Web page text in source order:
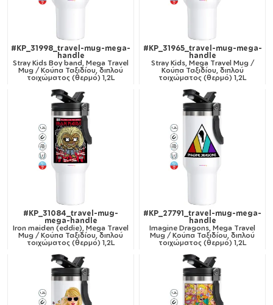
#KP_31998_travel-mug-mega-
handle
Stray Kids Boy band, Mega Travel
Mug / Κούπα Ταξιδίου, διπλού
τοιχώματος (θερμό) 1,2L
#KP_31965_travel-mug-mega-
handle
Stray Kids, Mega Travel Mug /
Κούπα Ταξιδίου, διπλού
τοιχώματος (θερμό) 1,2L
#KP_31084_travel-mug-
mega-handle
Iron maiden (eddie), Mega Travel
Mug / Κούπα Ταξιδίου, διπλού
τοιχώματος (θερμό) 1,2L
#KP_27791_travel-mug-mega-
handle
Imagine Dragons, Mega Travel
Mug / Κούπα Ταξιδίου, διπλού
τοιχώματος (θερμό) 1,2L